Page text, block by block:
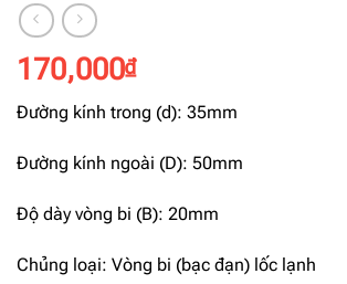
170,000₫
Đường kính trong (d): 35mm
Đường kính ngoài (D): 50mm
Độ dày vòng bi (B): 20mm
Chủng loại: Vòng bi (bạc đạn) lốc lạnh